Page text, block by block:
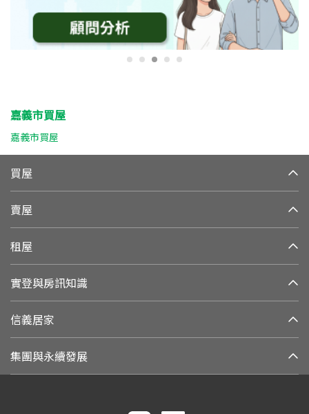
嘉義市買屋
嘉義市買屋
買屋
賣屋
租屋
實登與房訊知識
信義居家
集團與永續發展